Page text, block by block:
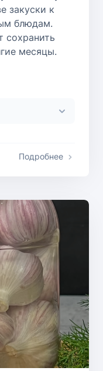
закуски к
блюдам.
сохранить
месяцы.
Подробнее